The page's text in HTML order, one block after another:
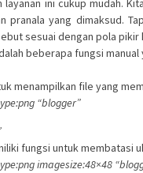
layanan ini cukup mudah.
pranala yang dimaksud.
sesuai dengan pola pikir
beberapa fungsi
menampilkan file yang
“blogger”
fungsi untuk membatasi
imagesize:48×48